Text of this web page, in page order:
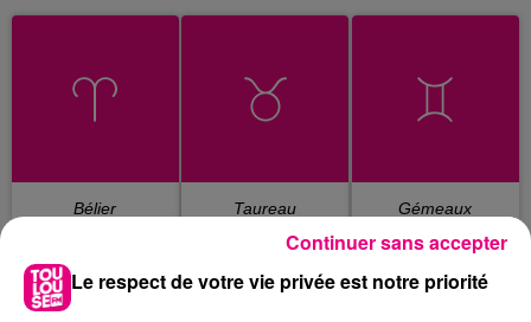
Bélier Taureau Gémeaux
Le respect de votre vie privée est notre priorité
Continuer sans accepter